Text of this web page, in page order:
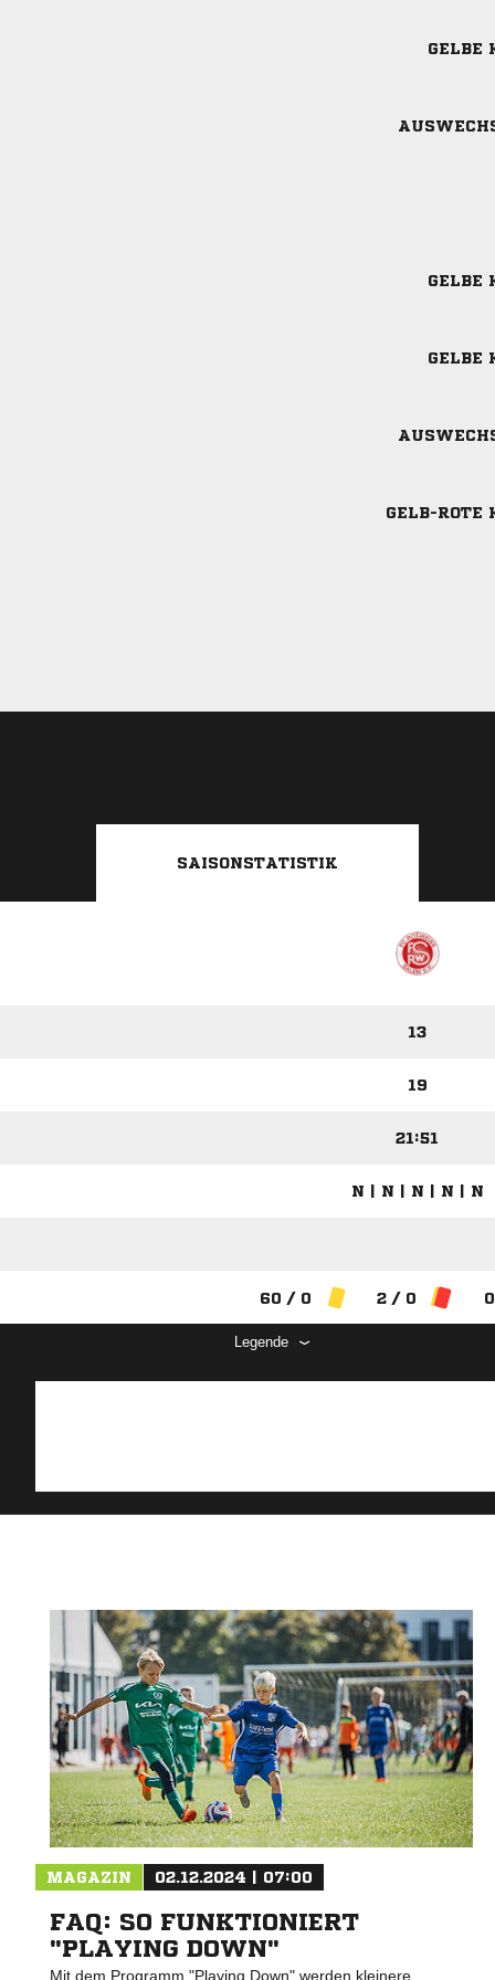
GELBE
GELBE
GELBE
GELB-ROTE
SAISONSTATISTIK
13
19
21:51
N | N | N | N | N
60 / 0 2 / 0
Legende
MAGAZIN 02.12.2024 | 07:00
FAQ: SO FUNKTIONIERT
"PLAYING DOWN"
Mit dem Programm "Playing Down" werden kleinere